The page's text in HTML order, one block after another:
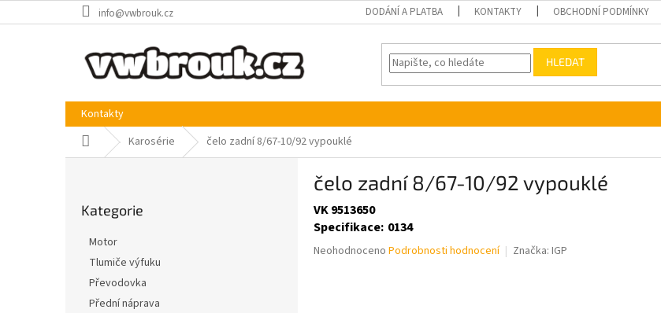
na
info@vwbrouk.cz DODÁNÍ A PLATBA KONTAKTY OBCHODNÍ PODMÍNKY
HLEDAT
Kontakty
Domů Karosérie čelo zadní 8/67-10/92 vypouklé
kategorie
Kategorie
Motor
Tlumiče výfuku
Převodovka
Přední náprava
čelo zadní 8/67-10/92 vypouklé
VK 9513650
Specifikace: 0134
Průměrné
Neohodnoceno Podrobnosti hodnocení Značka: IGP